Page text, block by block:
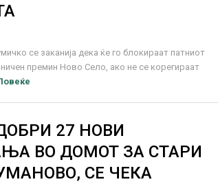
се заканија дека ќе го блокираат патниот
премин Ново Село, ако не се корегираат
27 НОВИ
ВО ДОМОТ ЗА СТАРИ
СЕ ЧЕКА